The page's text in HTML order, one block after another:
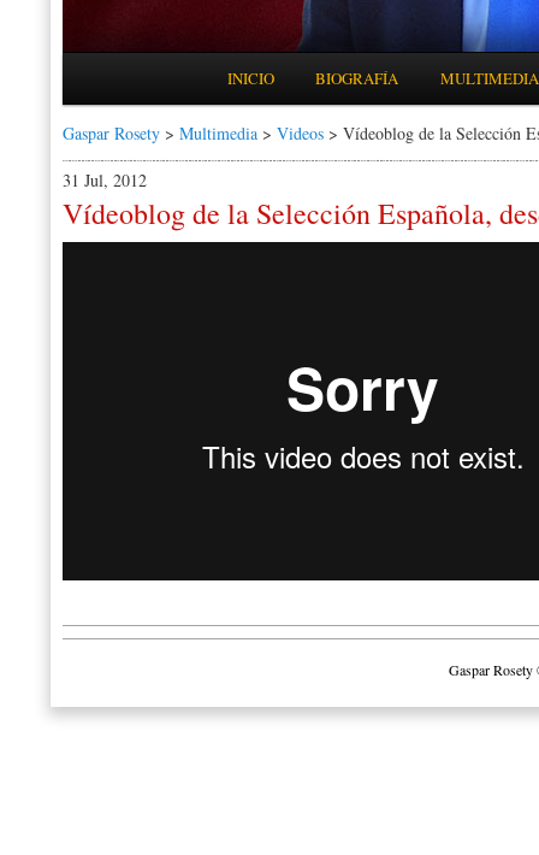
IR AL CONTENIDO PRINCIPAL
IR AL CONTENIDO SECUNDARIO
INICIO BIOGRAFÍA MULTIMEDIA
Gaspar Rosety > Multimedia > Videos > Vídeoblog de la Selección
31 Jul, 2012
Vídeoblog de la Selección Española,
Gaspar